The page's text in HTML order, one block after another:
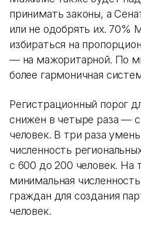
принимать законы, а
или не одобрять их. 70%
избираться на
— на мажоритарной. По
более гармоничная
Регистрационный порог
снижен в четыре раза —
человек. В три раза
численность
с 600 до 200 человек. На
минимальная
граждан для создания
человек.